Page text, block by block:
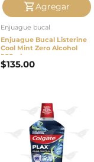
Agregar
Enjuague bucal
Enjuague Bucal Listerine
Cool Mint Zero Alcohol
500ml
$135.00